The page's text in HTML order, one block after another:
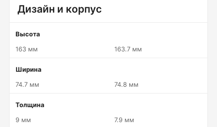
Дизайн и корпус
Высота
163 мм
163.7 мм
Ширина
74.7 мм
74.8 мм
Толщина
9 мм
7.9 мм